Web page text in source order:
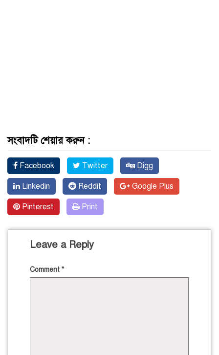
সংবাদটি শেয়ার করুন :
Facebook Twitter Digg
Linkedin Reddit Google Plus
Pinterest Print
Leave a Reply
Comment *